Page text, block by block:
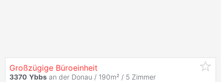
Großzügige Büroeinheit
3370 Ybbs an der Donau / 190m² / 5 Zimmer